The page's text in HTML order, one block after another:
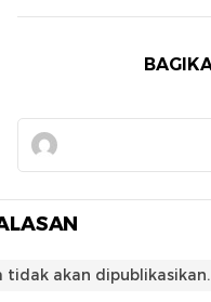
tidak akan dipublikasikan.